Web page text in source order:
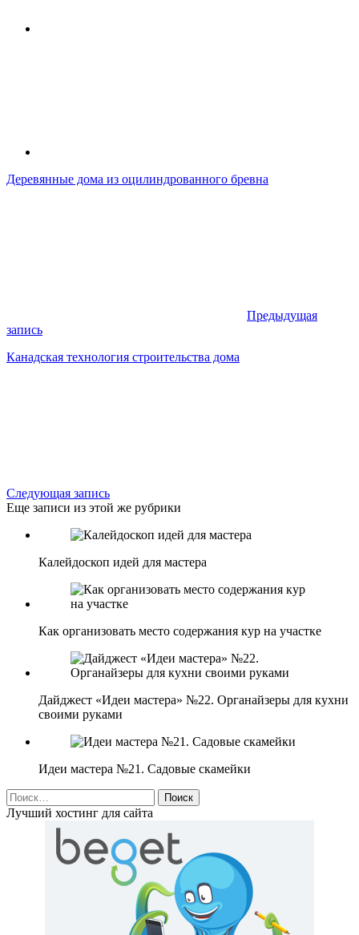
Деревянные дома из оцилиндрованного бревна
Предыдущая
запись
Канадская технология строительства дома
Следующая запись
Еще записи из этой же рубрики
Калейдоскоп идей для мастера
Как организовать место содержания кур на участке
Дайджест «Идеи мастера» №22. Органайзеры для кухни
своими руками
Идеи мастера №21. Садовые скамейки
Найти:
Лучший хостинг для сайта